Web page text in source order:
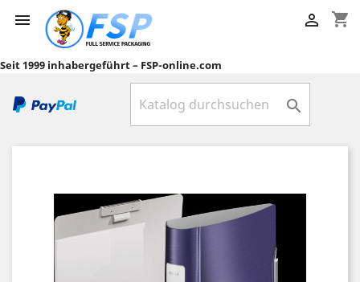
 shopping_cart

Seit 1999 inhabergeführt – FSP-online.com
